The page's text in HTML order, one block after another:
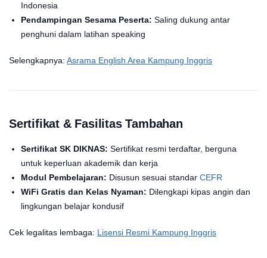
Indonesia
Pendampingan Sesama Peserta: Saling dukung antar
penghuni dalam latihan speaking
Selengkapnya: Asrama English Area Kampung Inggris
Sertifikat & Fasilitas Tambahan
Sertifikat SK DIKNAS: Sertifikat resmi terdaftar, berguna
untuk keperluan akademik dan kerja
Modul Pembelajaran: Disusun sesuai standar CEFR
WiFi Gratis dan Kelas Nyaman: Dilengkapi kipas angin dan
lingkungan belajar kondusif
Cek legalitas lembaga: Lisensi Resmi Kampung Inggris